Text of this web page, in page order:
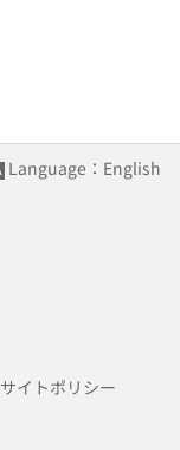
Language：English
サイトポリシー